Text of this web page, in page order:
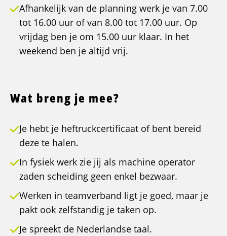
Afhankelijk van de planning werk je van 7.00
tot 16.00 uur of van 8.00 tot 17.00 uur. Op
vrijdag ben je om 15.00 uur klaar. In het
weekend ben je altijd vrij.
Wat breng je mee?
Je hebt je heftruckcertificaat of bent bereid
deze te halen.
In fysiek werk zie jij als machine operator
zaden scheiding geen enkel bezwaar.
Werken in teamverband ligt je goed, maar je
pakt ook zelfstandig je taken op.
Je spreekt de Nederlandse taal.